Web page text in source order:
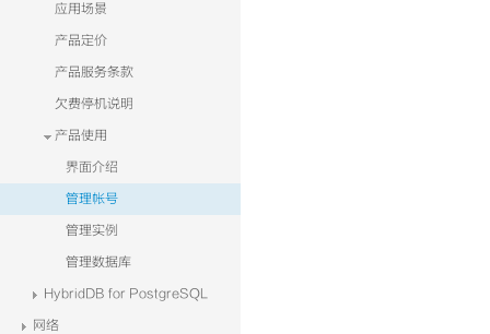
应用场景
产品定价
产品服务条款
欠费停机说明
产品使用
界面介绍
管理帐号
管理实例
管理数据库
HybridDB for PostgreSQL
网络